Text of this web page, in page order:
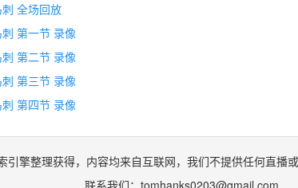
全场回放
第一节 录像
第二节 录像
第三节 录像
第四节 录像
擎整理获得，内容均来自互联网，我们不提供任何直播
联系我们： tomhanks0203@gmail.com